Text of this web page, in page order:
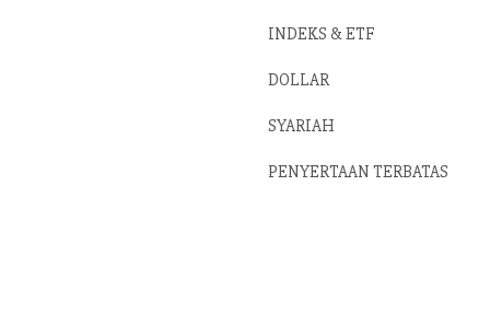
INDEKS & ETF
DOLLAR
SYARIAH
PENYERTAAN TERBATAS